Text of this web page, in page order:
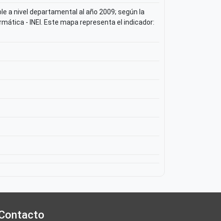
a nivel departamental al año 2009; según la
- INEI. Este mapa representa el indicador: